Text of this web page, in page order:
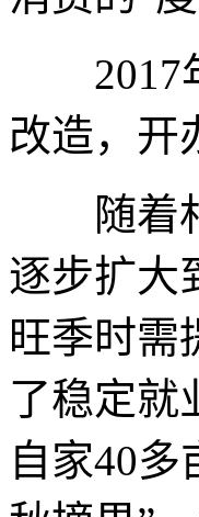
2017年
改造，开
随着村
逐步扩大
旺季时需
了稳定就
自家40